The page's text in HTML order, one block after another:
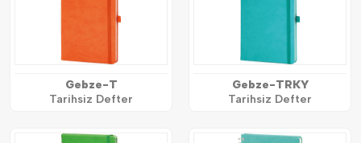
Gebze-T
Tarihsiz Defter
Gebze-TRKY
Tarihsiz Defter